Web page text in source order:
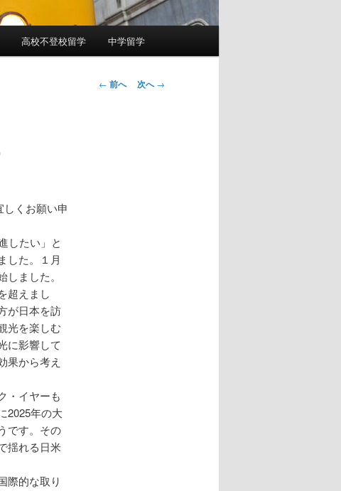
高校不登校留学 中学留学
投
← 前へ 次へ→
くお願い申
したい」と
した。１月
ました。
超えまし
が日本を訪
光を楽しむ
に影響して
果から考え
・イヤーも
2025年の大
です。その
揺れる日米
際的な取り